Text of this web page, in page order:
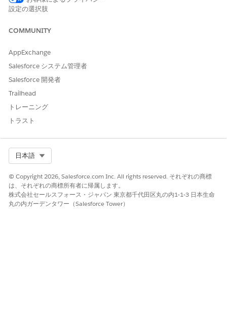
Execute Service Catalog Item フロー
Create Incident For Employee
例
サービスインテグレーションの API キーの循環
シナリオ: Maria は、開発環境とのサードパーティインテグレ
す。
Maria: 支払ゲートウェイインテグレーションの API キーを
す。
AI エージェント: その API キーを循環させるお手伝いをし
ます。続行する前に確認しておきますが、これは本番、ス
テージング、開発環境のどの環境を対象としていますか?
設定の選択肢
COMMUNITY
AppExchange
Salesforce システム管理者
Salesforce 開発者
Trailhead
トレーニング
トラスト
日本語
© Copyright 2026, Salesforce.com Inc. All rights reserved. それぞれの商標
は、それぞれの商標所有者に帰属します。
株式会社セールスフォース・ジャパン 東京都千代田区丸の内1-1-3 日本生命
丸の内ガーデンタワー（Salesforce Tower）